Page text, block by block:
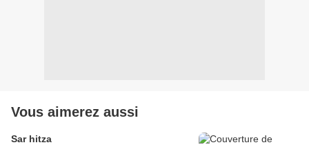
Vous aimerez aussi
Sar hitza